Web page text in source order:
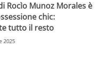
Rocìo Munoz Morales è
chic:
tutto il resto
2025